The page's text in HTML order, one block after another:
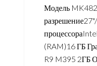
Модель
(RAM)16 ГБ
R9 M395 2ГБ